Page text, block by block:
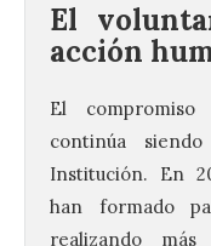
El
acción
El
continúa
Institución. En
han formado
realizando